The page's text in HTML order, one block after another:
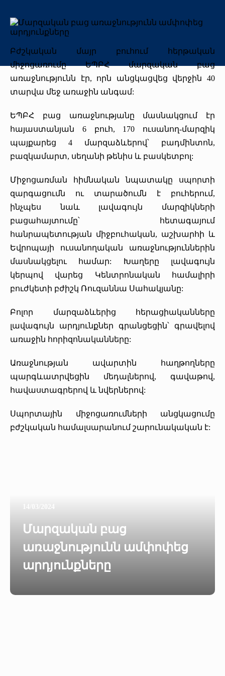
Գրադարան
Սիմուլյացիոն կենտրոն
Ստոմ․ կրթ․ գեր. կենտրոն
«Հերացի» ավագ դպրոց
Ծրագրեր
Հայտարարություններ
Մեր բրենդը
Տարբերանշան
Մեր ռեկտորները
Շնորհակալական նամակներ
Տեսադարան
Պատկերասրահ
Մամուլը մեր մասին
Գիտական խորհուրդ
Ռեկտորատ
Իրավունք
Ֆինանսական հաշվետվություններ
Մամուլը մեր մասին (2026թ․)
Շնորհակալական նամակներ
Պարբերականներ
«Հերացի» արհեստակցական կազմակերպություն
«Հերացի» վերլուծական
Միջազգային կապեր
Միջազգայնացման քաղաքականություն
Erasmus+
eCAMPUS
Հրավերքային դասընթաց
Փոխանակային ծրագրեր
Շրջանավարտ
Մեր առաքելությունը
Կարիերա
+
Վերապատրաստում
Դասընթացներ
Հետադարձ կապ
Բժշկական մայր բուհում հերթական
միջոցառումը ԵՊԲՀ մարզական բաց
առաջնությունն էր, որն անցկացվեց վերջին 40
տարվա մեջ առաջին անգամ:
ԵՊԲՀ բաց առաջնությանը մասնակցում էր
հայաստանյան 6 բուհ, 170 ուսանող-մարզիկ
պայքարեց 4 մարզաձևերով՝ բադմինտոն,
բազկամարտ, սեղանի թենիս և բասկետբոլ:
Միջոցառման հիմնական նպատակը սպորտի
զարգացումն ու տարածումն է բուհերում,
ինչպես նաև լավագույն մարզիկների
բացահայտումը՝ հետագայում
հանրապետության միջբուհական, աշխարհի և
Եվրոպայի ուսանողական առաջնություններին
մասնակցելու համար: Խաղերը լավագույն
կերպով վարեց Կենտրոնական համալիրի
բուժկետի բժիշկ Ռուզաննա Սահակյանը:
Բոլոր մարզաձևերից հերացիականները
լավագույն արդյունքներ գրանցեցին՝ գրավելով
առաջին հորիզոնականները:
Առաջնության ավարտին հաղթողները
պարգևատրվեցին մեդալներով, գավաթով,
հավաստագրերով և նվերներով:
Սպորտային միջոցառումների անցկացումը
բժշկական համալսարանում շարունակական է:
14/03/2024
Մարզական բաց
առաջնությունն ամփոփեց
արդյունքները